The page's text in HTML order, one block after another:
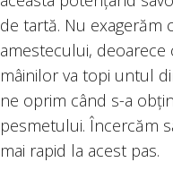
de tartă. Nu exagerăm
amestecului, deoarece
mâinilor va topi untul
ne oprim când s-a
pesmetului. Încercăm
mai rapid la acest pas.